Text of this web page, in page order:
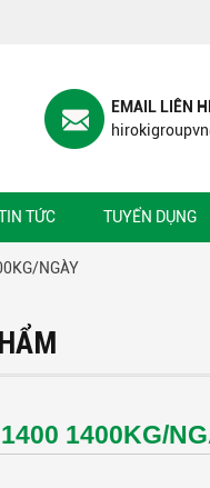
đại diện : 74 Thạnh Lộc 44,
EMAIL LIÊN
TỨC TUYỂN DỤNG
NGÀY
1400KG/